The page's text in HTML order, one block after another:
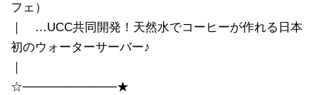
フェ）
｜ …UCC共同開発！天然水でコーヒーが作れる日本
初のウォーターサーバー♪
☆───────────★